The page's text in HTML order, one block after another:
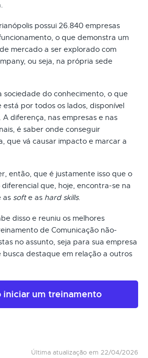
possui 26.840 empresas
o que demonstra um
mercado a ser explorado com
ou seja, na própria sede
sociedade do conhecimento, o que
por todos os lados, disponível
diferença, nas empresas e nas
é saber onde conseguir
que vá causar impacto e marcar a
então, que é justamente isso que o
que, hoje, encontra-se na
as softe as hard skills.
disso e reuniu os melhores
de Comunicação não-
no assunto, seja para sua empresa
busca destaque em relação a outros
iniciar um treinamento
Última atualização em 22/04/2026